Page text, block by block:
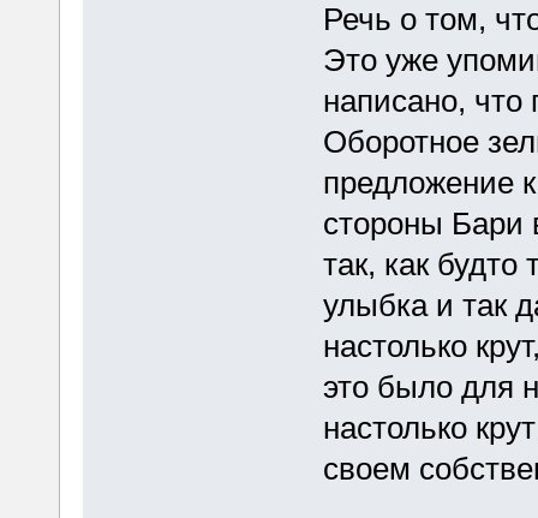
Речь о том,
Это уже
написано,
Оборотное
предложение
стороны Бари
так, как будто
улыбка и так
настолько
это было для
настолько
своем